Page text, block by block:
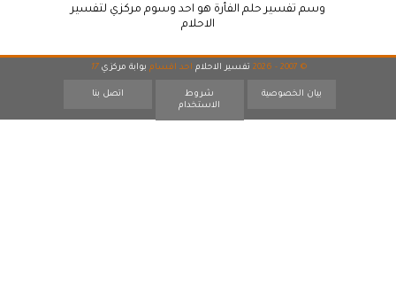
وسم تفسير حلم الفأرة هو احد وسوم مركزي لتفسير
الاحلام
© 2007 - 2026 تفسير الاحلام احد اقسام بوابة مركزي 17
بيان الخصوصية
شروط
الاستخدام
اتصل بنا